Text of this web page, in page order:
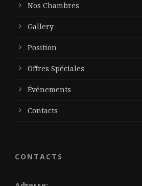
Nos Chambres
Gallery
Position
Offres Spéciales
Événements
Contacts
CONTACTS